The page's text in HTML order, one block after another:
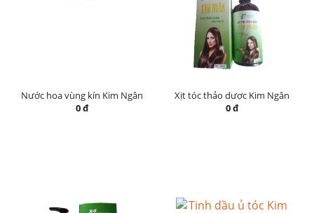
Nước hoa vùng kín Kim Ngân
0 đ
Xịt tóc thảo dược Kim Ngân
0 đ